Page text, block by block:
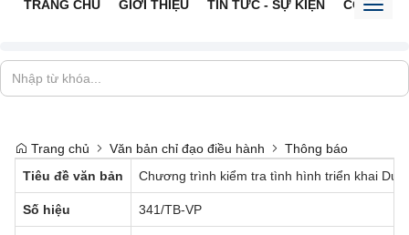
TRANG CHỦ GIỚI THIỆU TIN TỨC - SỰ KIỆN CỔNG
Trang chủ Văn bản chỉ đạo điều hành
Thông báo
Tiêu đề văn bản
Chương trình kiểm tra tình hình triển khai Dự
Số hiệu 341/TB-VP